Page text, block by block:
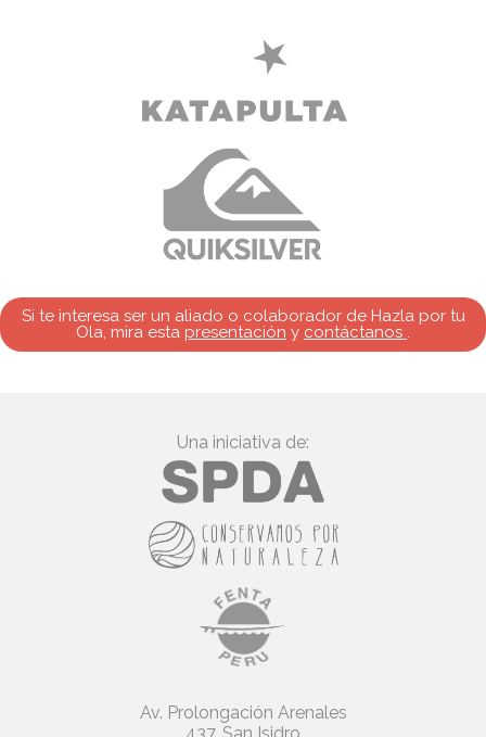
Si te interesa ser un aliado o colaborador de Hazla por tu
Ola, mira esta presentación y contáctanos .
Una iniciativa de:
Av. Prolongación Arenales